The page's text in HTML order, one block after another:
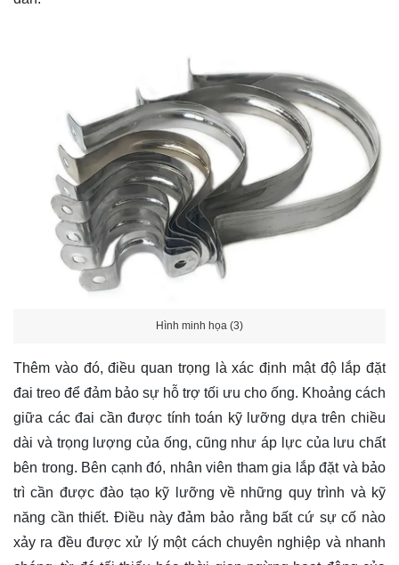
Hình minh họa (3)
Thêm vào đó, điều quan trọng là xác định mật độ lắp đặt
đai treo để đảm bảo sự hỗ trợ tối ưu cho ống. Khoảng cách
giữa các đai cần được tính toán kỹ lưỡng dựa trên chiều
dài và trọng lượng của ống, cũng như áp lực của lưu chất
bên trong. Bên cạnh đó, nhân viên tham gia lắp đặt và bảo
trì cần được đào tạo kỹ lưỡng về những quy trình và kỹ
năng cần thiết. Điều này đảm bảo rằng bất cứ sự cố nào
xảy ra đều được xử lý một cách chuyên nghiệp và nhanh